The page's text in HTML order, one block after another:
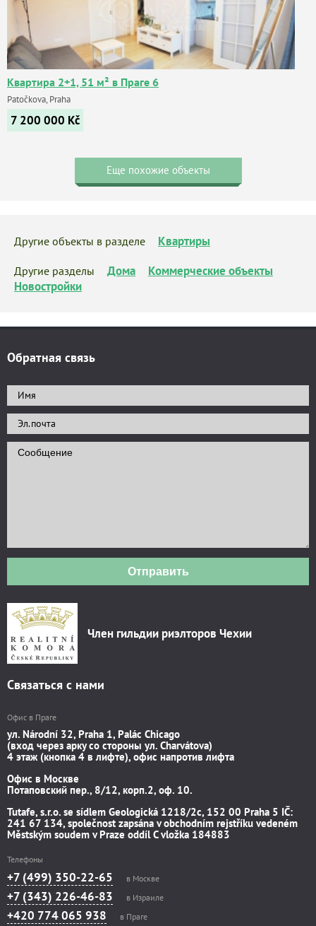
Квартира 2+1, 51 м² в Праге 6
Patočkova, Praha
7 200 000 Kč
Еще похожие объекты
Другие объекты в разделе Квартиры
Другие разделы Дома
Коммерческие объекты
Новостройки
Обратная связь
Отправить
Член гильдии риэлторов Чехии
Связаться с нами
Офис в Праге
ул. Národní 32, Praha 1, Palác Chicago
(вход через арку со стороны ул. Charvátova)
4 этаж (кнопка 4 в лифте), офис напротив лифта
Офис в Москве
Потаповский пер., 8/12, корп.2, оф. 10.
Tutafe, s.r.o. se sídlem Geologická 1218/2c, 152 00 Praha 5 IČ:
241 67 134, společnost zapsána v obchodním rejstříku vedeném
Městským soudem v Praze oddíl C vložka 184883
Телефоны
+7 (499) 350-22-65 в Москве
+7 (343) 226-46-83 в Израиле
+420 774 065 938 в Праге